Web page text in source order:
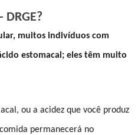
muitos indivíduos com
estomacal; eles têm muito
ou a acidez que você produz
permanecerá no